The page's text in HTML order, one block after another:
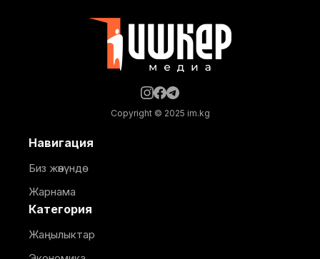
ишмердүүлүгүн убактылуу токтотту. Мындан тышкары,
Copyright © 2025 im.kg
Навигация
Биз жөнүндө
Жарнама
Категория
Жаңылыктар